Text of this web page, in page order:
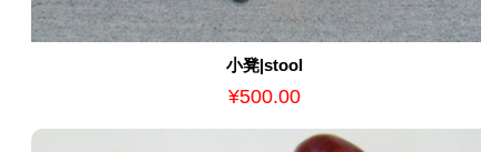
小凳|stool
¥500.00